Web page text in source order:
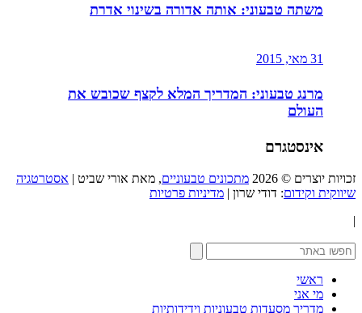
משתה טבעוני: אותה אדורה בשינוי אדרת
31 מאי, 2015
מרנג טבעוני: המדריך המלא לקצף שכובש את
העולם
אינסטגרם
זכויות יוצרים © 2026 מתכונים טבעוניים, מאת אורי שביט | אסטרטגיה
שיווקית וקידום: דודי שרון | מדיניות פרטיות
|
ראשי
מי אני
מדריך מסעדות טבעוניות וידידותיות